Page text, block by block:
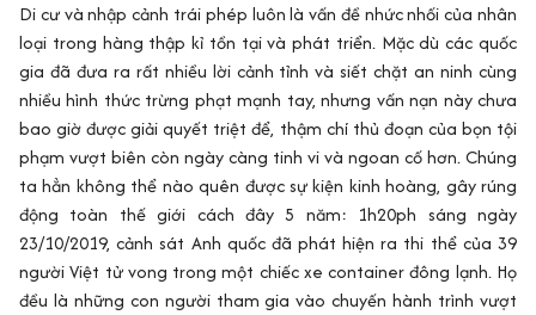
Di cư và nhập cảnh trái phép luôn là vấn đề nhức nhối của nhân
loại trong hàng thập kỉ tồn tại và phát triển. Mặc dù các quốc
gia đã đưa ra rất nhiều lời cảnh tỉnh và siết chặt an ninh cùng
nhiều hình thức trừng phạt mạnh tay, nhưng vấn nạn này chưa
bao giờ được giải quyết triệt để, thậm chí thủ đoạn của bọn tội
phạm vượt biên còn ngày càng tinh vi và ngoan cố hơn. Chúng
ta hẳn không thể nào quên được sự kiện kinh hoàng, gây rúng
động toàn thế giới cách đây 5 năm: 1h20ph sáng ngày
23/10/2019, cảnh sát Anh quốc đã phát hiện ra thi thể của 39
người Việt tử vong trong một chiếc xe container đông lạnh. Họ
đều là những con người tham gia vào chuyến hành trình vượt